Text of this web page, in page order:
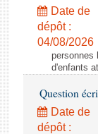
Date de
dépôt :
04/08/2026
personnes
d'enfants
Question
Date de
dépôt :